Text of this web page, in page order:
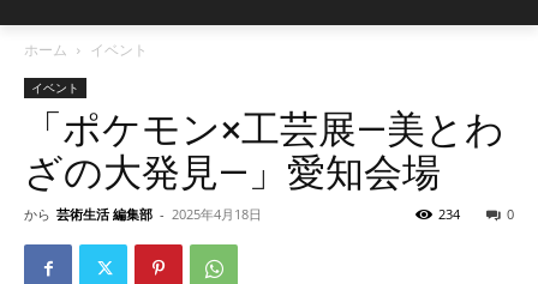
ホーム イベント
イベント
「ポケモン×工芸展―美とわ
ざの大発見―」愛知会場
から 芸術生活 編集部 - 2025年4月18日 0
234